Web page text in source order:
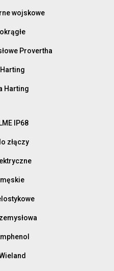
wojskowe
Provertha
Harting
IP68
złączy